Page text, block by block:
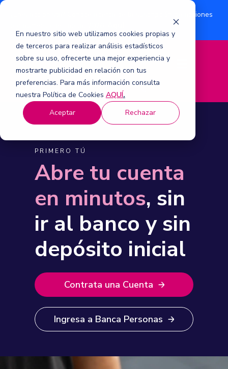
En nuestro sitio web utilizamos cookies propias y
de terceros para realizar análisis estadísticos
sobre su uso, ofrecerte una mejor experiencia y
mostrarte publicidad en relación con tus
preferencias. Para más información consulta
nuestra Política de Cookies AQUÍ.
Aceptar
Rechazar
¿Eres accionista? Conoce acerca de la suscripción de acciones
M
e
n
PRIMERO TÚ
Abre tu cuenta
en minutos, sin
ir al banco y sin
depósito inicial
Contrata una Cuenta
Ingresa a Banca Personas